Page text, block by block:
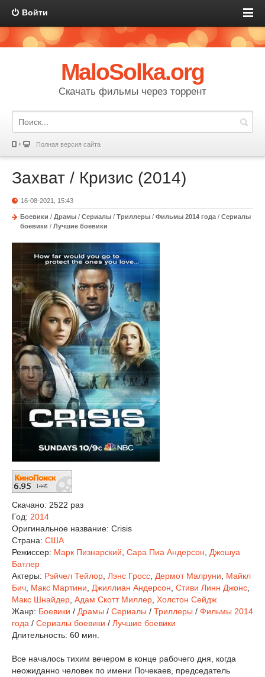
Войти
MaloSolka.org
Скачать фильмы через торрент
Полная версия сайта
Захват / Кризис (2014)
16-08-2021, 15:43
Боевики / Драмы / Сериалы / Триллеры / Фильмы 2014 года / Сериалы
боевики / Лучшие боевики
Скачано: 2522 раз
Год: 2014
Оригинальное название: Crisis
Страна: США
Режиссер: Марк Пизнарский Сара Пиа Андерсон
Джошуа
Батлер
Актеры: Рэйчел Тейлор Лэнс Гросс Дермот Малруни
Майкл
Бич Макс Мартини Джиллиан Андерсон Стиви Линн Джонс
Макс Шнайдер Адам Скотт Миллер Холстон Сейдж
Жанр: Боевики / Драмы / Сериалы / Триллеры / Фильмы 2014
года / Сериалы боевики / Лучшие боевики
Длительность: 60 мин.
Все началось тихим вечером в конце рабочего дня, когда
неожиданно человек по имени Почекаев, председатель